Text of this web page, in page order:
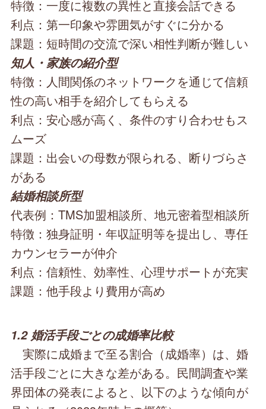
特徴：一度に複数の異性と直接会話できる
利点：第一印象や雰囲気がすぐに分かる
課題：短時間の交流で深い相性判断が難しい
知人・家族の紹介型
特徴：人間関係のネットワークを通じて信頼
性の高い相手を紹介してもらえる
利点：安心感が高く、条件のすり合わせもス
ムーズ
課題：出会いの母数が限られる、断りづらさ
がある
結婚相談所型
代表例：TMS加盟相談所、地元密着型相談所
特徴：独身証明・年収証明等を提出し、専任
カウンセラーが仲介
利点：信頼性、効率性、心理サポートが充実
課題：他手段より費用が高め
1.2 婚活手段ごとの成婚率比較
実際に成婚まで至る割合（成婚率）は、婚
活手段ごとに大きな差がある。民間調査や業
界団体の発表によると、以下のような傾向が